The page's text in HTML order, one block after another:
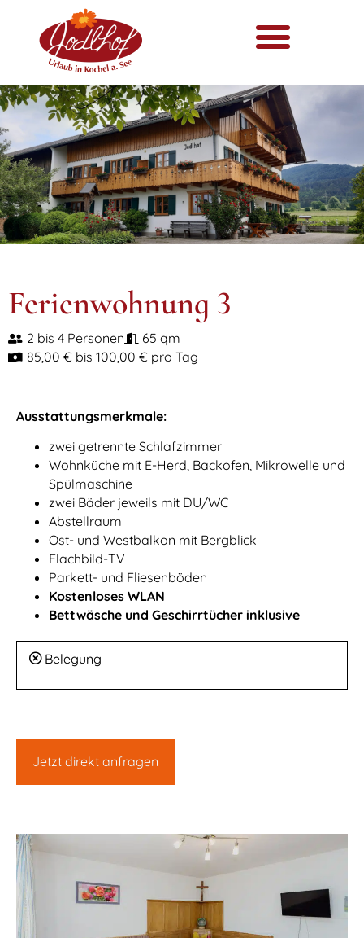
Ferienwohnung 3
2 bis 4 Personen
65 qm
85,00 € bis 100,00 € pro Tag
Ausstattungsmerkmale:
zwei getrennte Schlafzimmer
Wohnküche mit E-Herd, Backofen, Mikrowelle und
Spülmaschine
zwei Bäder jeweils mit DU/WC
Abstellraum
Ost- und Westbalkon mit Bergblick
Flachbild-TV
Parkett- und Fliesenböden
Kostenloses WLAN
Bettwäsche und Geschirrtücher inklusive
Belegung
Jetzt direkt anfragen